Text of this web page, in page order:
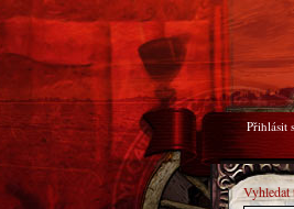
Přihlásit
Vyhledat